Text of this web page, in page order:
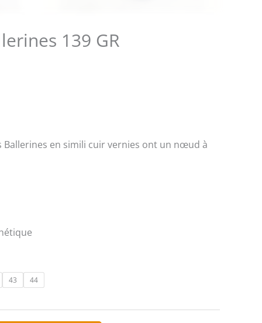
139 GR
Ballerines en simili cuir vernies ont un nœud à
43 44